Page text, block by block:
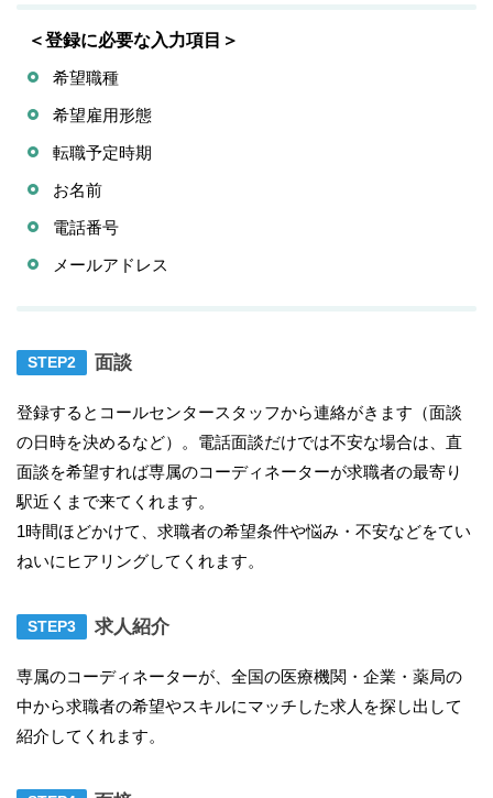
＜登録に必要な入力項目＞
希望職種
希望雇用形態
転職予定時期
お名前
電話番号
メールアドレス
面談
登録するとコールセンタースタッフから連絡がきます（面談
の日時を決めるなど）。電話面談だけでは不安な場合は、直
面談を希望すれば専属のコーディネーターが求職者の最寄り
駅近くまで来てくれます。
1時間ほどかけて、求職者の希望条件や悩み・不安などをてい
ねいにヒアリングしてくれます。
求人紹介
専属のコーディネーターが、全国の医療機関・企業・薬局の
中から求職者の希望やスキルにマッチした求人を探し出して
紹介してくれます。